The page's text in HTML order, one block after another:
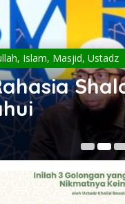
, Islam, Masjid, Ustadz